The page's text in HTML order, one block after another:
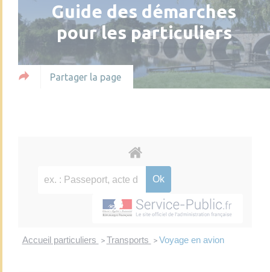
Guide des démarches
pour les particuliers
Partager la page
Accueil particuliers > Transports > Voyage en avion